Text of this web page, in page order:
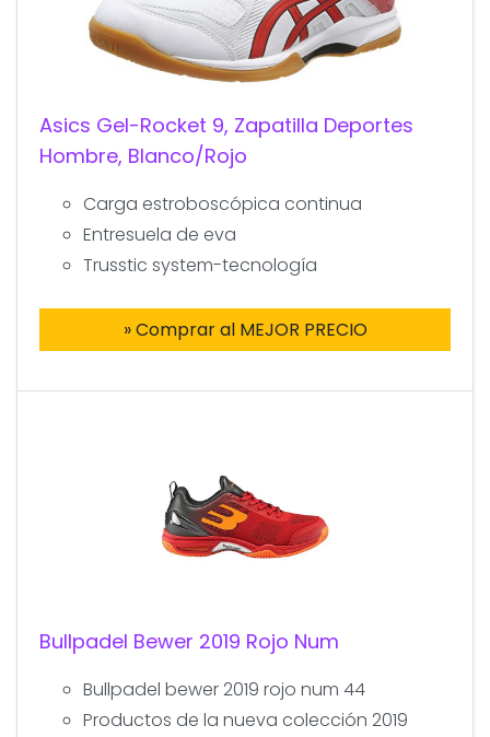
Asics Gel-Rocket 9, Zapatilla Deportes
Hombre, Blanco/Rojo
Carga estroboscópica continua
Entresuela de eva
Trusstic system-tecnología
» Comprar al MEJOR PRECIO
Bullpadel Bewer 2019 Rojo Num
Bullpadel bewer 2019 rojo num 44
Productos de la nueva colección 2019